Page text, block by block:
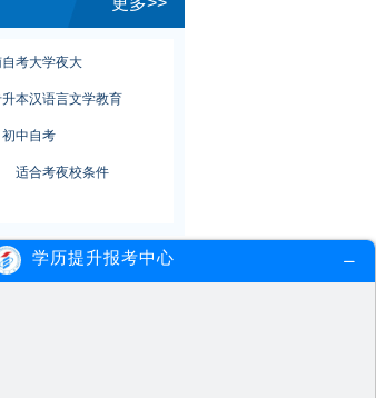
专升本财税专业
学历提升报考中心